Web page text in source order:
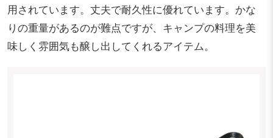
用されています。丈夫で耐久性に優れています。かな
りの重量があるのが難点ですが、キャンプの料理を美
味しく雰囲気も醸し出してくれるアイテム。